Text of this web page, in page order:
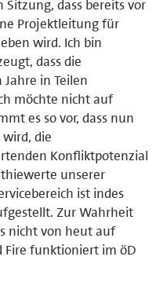
dass bereits vor
Projektleitung für
wird. Ich bin
dass die
in Teilen
möchte nicht auf
es so vor, dass nun
die
Konfliktpotenzial
unserer
ist indes
Zur Wahrheit
nicht von heut auf
Fire funktioniert im öD